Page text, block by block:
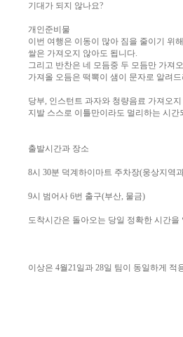
기대가 되지 않나요?
개인준비물
이번 여행은 이동이 많아 짐을 줄이기 위
쌀은 가져오지 않아도 됩니다.
그리고 반찬은 네 모듬중 두 모듬만 가져
가져올 오듬은 떡뽁이 샘이 문자로 알려
당부, 인스턴트 과자와 청량음료 가져오
지발 스스로 이틀만이라도 멀리하는 시간
출발시간과 장소
8시 30분 덕계하이마트 주차장(웅상지역
9시 범어사 6번 출구(부산, 물금)
도착시간은 돌아오는 당일 정확한 시간을
이상은 4월21일과 28일 팀이 동일하게 적